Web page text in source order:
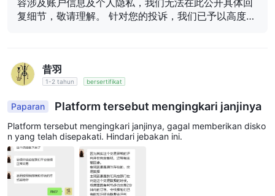
复细节，敬请理解。 针对您的投诉，我们已予以高度重
仍有疑问，欢迎您进一步提供相关支持性说明或补充证
据，并发送至我们的官方客服邮箱：support@grandm
与沟通。 感谢您的理解与支持。 此致 GrandMarkets
昔羽
1-2 tahun bersertifikat
Paparan Platform tersebut mengingkari janjinya
Platform tersebut mengingkari janjinya, gagal memberikan disko
n yang telah disepakati. Hindari jebakan ini.